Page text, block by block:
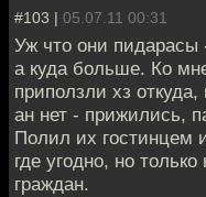
#103 | 05.07.11 00:31
Уж что они пидарасы
а куда больше. Ко
приползли хз
ан нет - прижились,
Полил их гостинцем
где угодно, но
граждан.